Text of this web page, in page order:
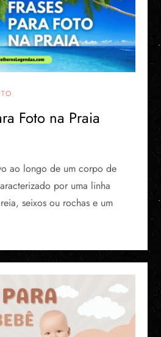
Foto na Praia
ao longo de um corpo de
por uma linha
seixos ou rochas e um